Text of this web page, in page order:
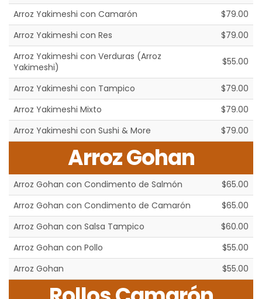
Arroz Yakimeshi con Camarón
$79.00
Arroz Yakimeshi con Res
$79.00
Arroz Yakimeshi con Verduras (Arroz
Yakimeshi)
$55.00
Arroz Yakimeshi con Tampico
$79.00
Arroz Yakimeshi Mixto
$79.00
Arroz Yakimeshi con Sushi & More
$79.00
Arroz Gohan
Arroz Gohan con Condimento de Salmón
$65.00
Arroz Gohan con Condimento de Camarón
$65.00
Arroz Gohan con Salsa Tampico
$60.00
Arroz Gohan con Pollo
$55.00
Arroz Gohan
$55.00